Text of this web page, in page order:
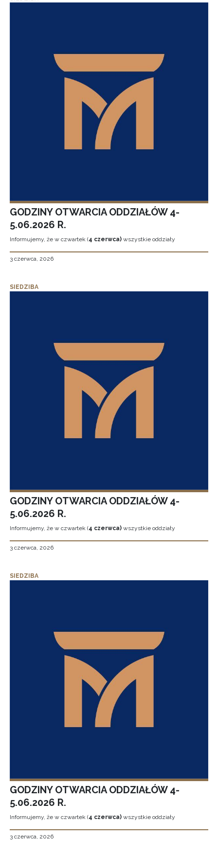
GODZINY OTWARCIA ODDZIAŁÓW 4-
5.06.2026 R.
Informujemy, że w czwartek (4 czerwca) wszystkie oddziały
3 czerwca, 2026
SIEDZIBA
GODZINY OTWARCIA ODDZIAŁÓW 4-
5.06.2026 R.
Informujemy, że w czwartek (4 czerwca) wszystkie oddziały
3 czerwca, 2026
SIEDZIBA
GODZINY OTWARCIA ODDZIAŁÓW 4-
5.06.2026 R.
Informujemy, że w czwartek (4 czerwca) wszystkie oddziały
3 czerwca, 2026